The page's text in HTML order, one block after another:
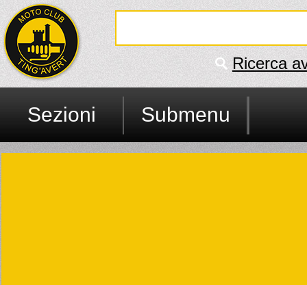
Ricerca
Sezioni Submenu